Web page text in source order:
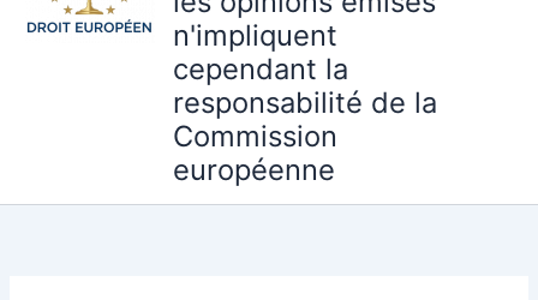
n'impliquent
cependant la
responsabilité de la
Commission
européenne